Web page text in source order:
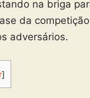
na briga
da
adversários.
]